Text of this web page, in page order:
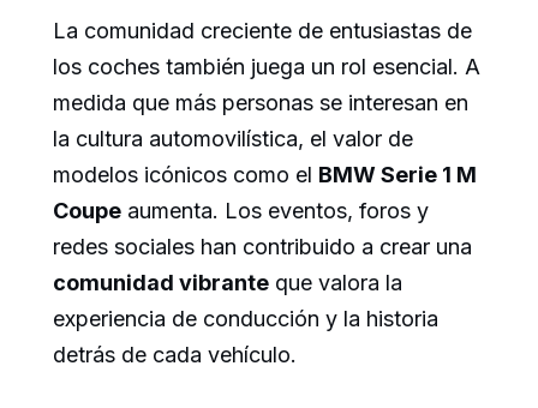
La comunidad creciente de entusiastas de
los coches también juega un rol esencial. A
medida que más personas se interesan en
la cultura automovilística, el valor de
modelos icónicos como el BMW Serie 1 M
Coupe aumenta. Los eventos, foros y
redes sociales han contribuido a crear una
comunidad vibrante que valora la
experiencia de conducción y la historia
detrás de cada vehículo.